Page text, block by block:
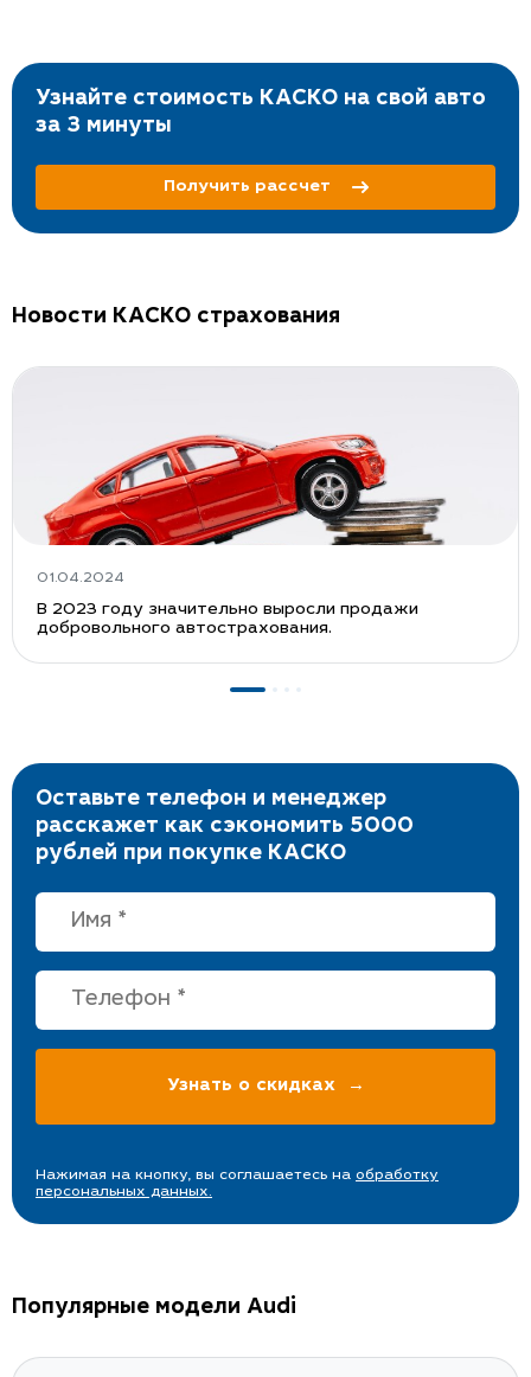
Узнайте стоимость КАСКО на свой авто
за 3 минуты
Получить рассчет
Новости КАСКО страхования
01.04.2024
В 2023 году значительно выросли продажи
добровольного автострахования.
Оставьте телефон и менеджер
расскажет как сэкономить 5000
рублей при покупке КАСКО
Нажимая на кнопку, вы соглашаетесь на обработку
персональных данных.
Популярные модели Audi